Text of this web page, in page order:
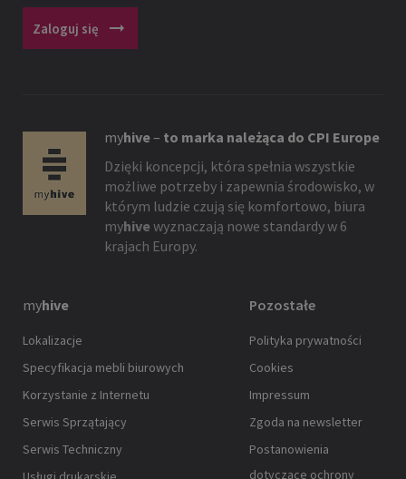
Zaloguj się arrow_right_alt
myhive– to marka należąca do CPI Europe
Dzięki koncepcji, która spełnia wszystkie
możliwe potrzeby i zapewnia środowisko, w
którym ludzie czują się komfortowo, biura
myhivewyznaczają nowe standardy w 6
krajach Europy.
myhive
Lokalizacje
Specyfikacja mebli biurowych
Korzystanie z Internetu
Serwis Sprzątający
Serwis Techniczny
Pozostałe
Polityka prywatności
Cookies
Impressum
Zgoda na newsletter
Postanowienia
dotyczące ochrony